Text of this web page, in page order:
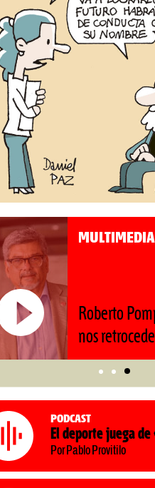
MULTIMEDIA
Roberto
nos
Podcast
El deporte juega
Por Pablo Provitilo